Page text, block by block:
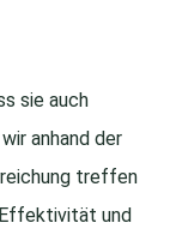
sie auch
anhand der
treffen
und